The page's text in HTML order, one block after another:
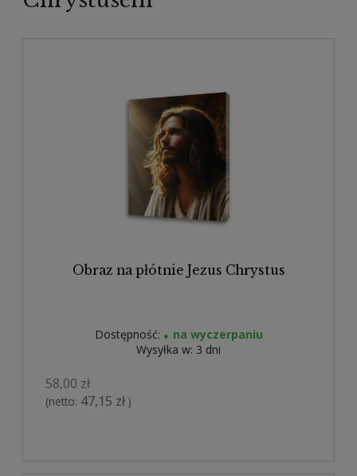
Obraz na płótnie Jezus Chrystus
Dostępność:
na wyczerpaniu
Wysyłka w: 3 dni
58,00 zł
(netto: 47,15 zł )